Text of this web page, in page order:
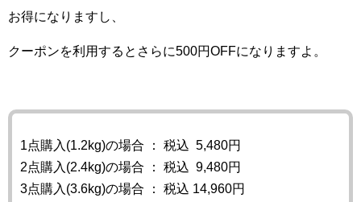
お得になりますし、
クーポンを利用するとさらに500円OFFになりますよ。
1点購入(1.2kg)の場合 ： 税込 5,480円
2点購入(2.4kg)の場合 ： 税込 9,480円
3点購入(3.6kg)の場合 ： 税込 14,960円